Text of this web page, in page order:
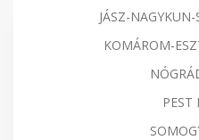
JÁSZ-
KOMÁROM-
PEST